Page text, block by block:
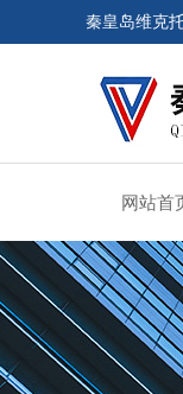
秦皇岛维克
网站首